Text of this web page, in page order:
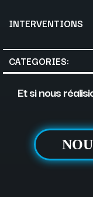
INTERVENTIONS
CATEGORIES:
Et si nous